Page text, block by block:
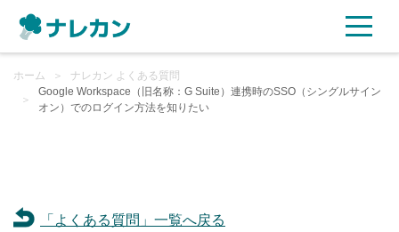
ご利用プラン
セキュリティ
ホーム ＞
ナレカン よくある質問
＞
Google Workspace（旧名称：G Suite）連携時のSSO（シングルサイン
オン）でのログイン方法を知りたい
「よくある質問」一覧へ戻る